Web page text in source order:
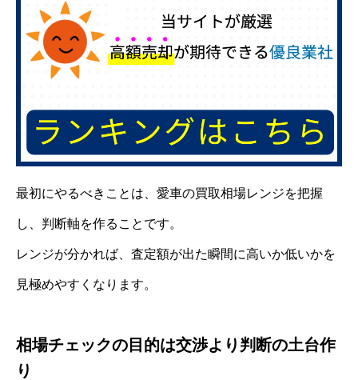
最初にやるべきことは、愛車の買取相場レンジを把握
し、判断軸を作ることです。
レンジが分かれば、査定額が出た瞬間に高いか低いかを
見極めやすくなります。
相場チェックの目的は交渉より判断の土台作
り